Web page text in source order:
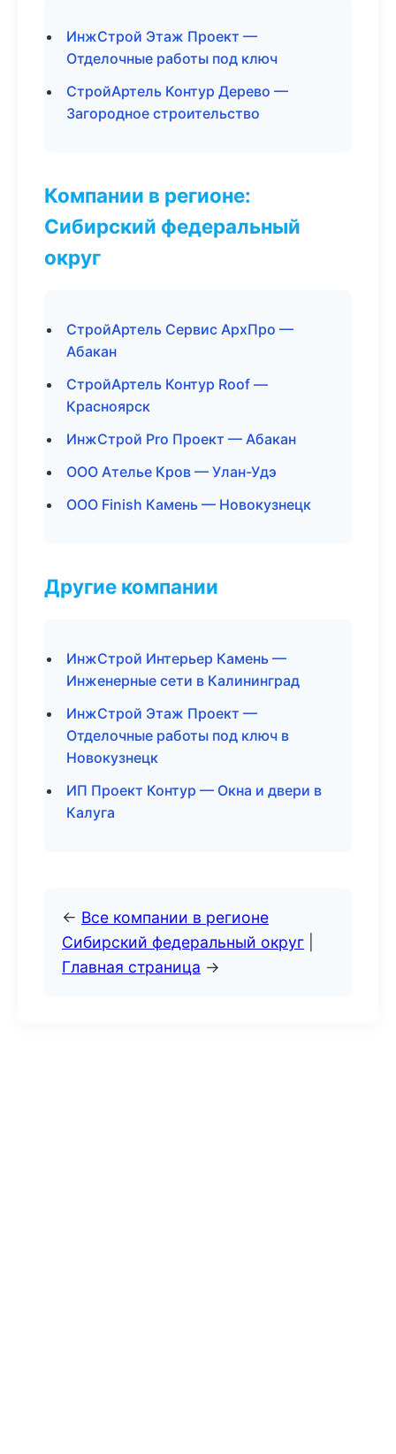
ИнжСтрой Этаж Проект —
Отделочные работы под ключ
СтройАртель Контур Дерево —
Загородное строительство
Компании в регионе:
Сибирский федеральный
округ
СтройАртель Сервис АрхПро —
Абакан
СтройАртель Контур Roof —
Красноярск
ИнжСтрой Pro Проект — Абакан
ООО Ателье Кров — Улан-Удэ
ООО Finish Камень — Новокузнецк
Другие компании
ИнжСтрой Интерьер Камень —
Инженерные сети в Калининград
ИнжСтрой Этаж Проект —
Отделочные работы под ключ в
Новокузнецк
ИП Проект Контур — Окна и двери в
Калуга
← Все компании в регионе
Сибирский федеральный округ
Главная страница →